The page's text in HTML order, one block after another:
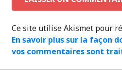
Ce site utilise Akismet pour
En savoir plus sur la façon
vos commentaires sont